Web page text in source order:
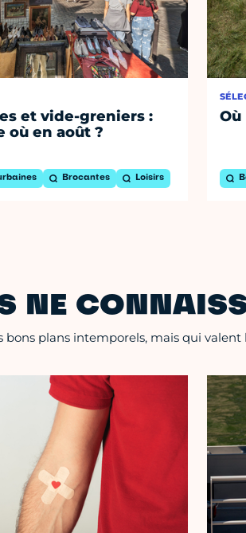
et vide-greniers :
où en août ?
Brocantes Loisirs
Où
NE
bons plans intemporels, mais qui